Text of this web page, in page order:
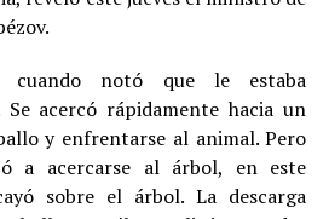
cuando notó que le estaba
acercó rápidamente hacia un
y enfrentarse al animal. Pero
a acercarse al árbol, en este
sobre el árbol. La descarga